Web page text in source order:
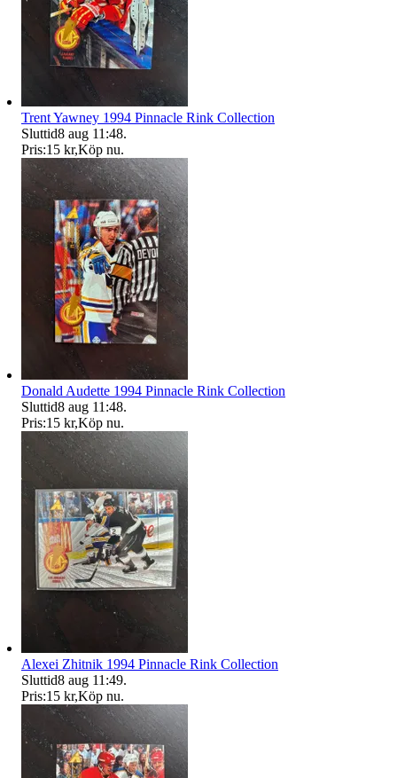
Trent Yawney 1994 Pinnacle Rink Collection
Sluttid8 aug 11:48.
Pris:15 kr,Köp nu.
Donald Audette 1994 Pinnacle Rink Collection
Sluttid8 aug 11:48.
Pris:15 kr,Köp nu.
Alexei Zhitnik 1994 Pinnacle Rink Collection
Sluttid8 aug 11:49.
Pris:15 kr,Köp nu.